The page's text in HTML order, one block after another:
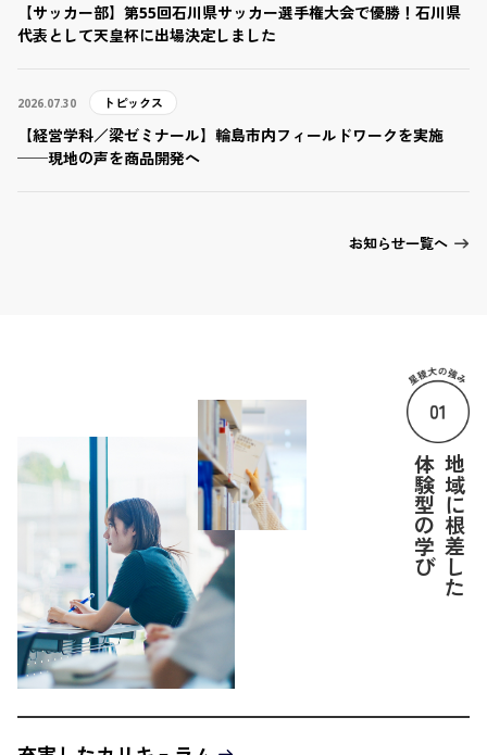
【サッカー部】第55回石川県サッカー選手権大会で優勝！石川県
代表として天皇杯に出場決定しました
2026.07.30 トピックス
【経営学科／梁ゼミナール】輪島市内フィールドワークを実施
──現地の声を商品開発へ
お知らせ一覧へ
地域に根差した
体験型の学び